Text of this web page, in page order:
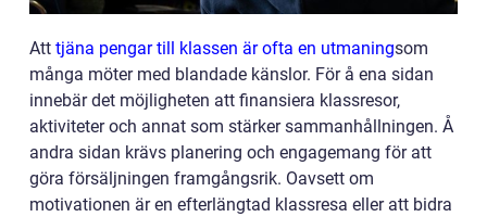
Att tjäna pengar till klassen är ofta en utmaningsom
många möter med blandade känslor. För å ena sidan
innebär det möjligheten att finansiera klassresor,
aktiviteter och annat som stärker sammanhållningen. Å
andra sidan krävs planering och engagemang för att
göra försäljningen framgångsrik. Oavsett om
motivationen är en efterlängtad klassresa eller att bidra